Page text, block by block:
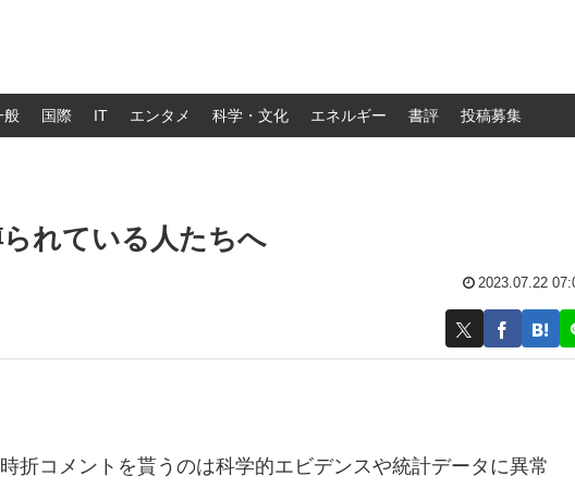
般 国際 IT エンタメ 科学・文化 エネルギー 書評 投稿募集
れている人たちへ
2023.07.22
折コメントを貰うのは科学的エビデンスや統計データに異常